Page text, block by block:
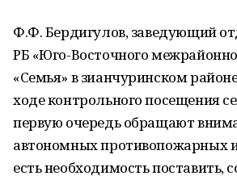
Ф.Ф. Бердигулов, заведующий
РБ «Юго-Восточного
«Семья» в зианчуринском
ходе контрольного посещения
первую очередь обращают
автономных противопожарных
есть необходимость поставить,